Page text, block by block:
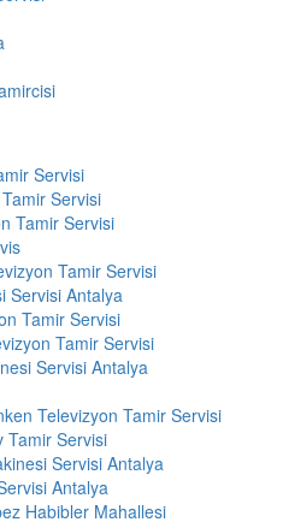
Servisi
Servisi
Tamir Servisi
Tamir Servisi
Servisi Antalya
Tamir Servisi
Tamir Servisi
Servisi Antalya
Televizyon Tamir Servisi
Tamir Servisi
Servisi Antalya
Antalya
Habibler Mahallesi